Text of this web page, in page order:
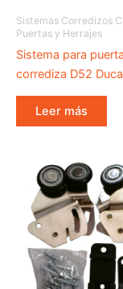
Sistemas Corredizos
Puertas y Herrajes
Sistema para puerta
corrediza D52
Leer más